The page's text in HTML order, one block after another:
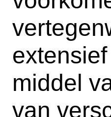
middel
van